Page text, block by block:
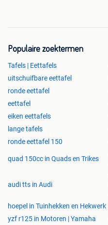
Vrijdag: 10-18 uur
Zaterdag: 10-15 uur
Zondag: 10-15 uur
Populaire zoektermen
Tafels | Eettafels
uitschuifbare eettafel
ronde eettafel
eettafel
eiken eettafels
lange tafels
ronde eettafel 150
quad 150cc in Quads en Trikes
audi tts in Audi
hoepel in Tuinhekken en Hekwerk
yzf r125 in Motoren | Yamaha